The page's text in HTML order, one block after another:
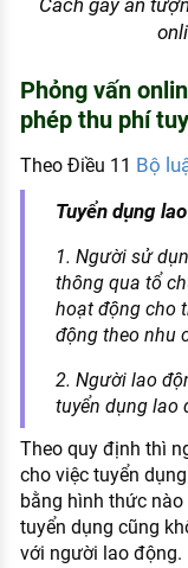
Cách gây ấn
Phỏng vấn
phép thu phí
Theo Điều 11 Bộ
Tuyển dụng
1. Người sử
thông qua tổ
hoạt động cho
động theo nhu
2. Người lao
tuyển dụng lao
Theo quy định thì
cho việc tuyển
bằng hình thức
tuyển dụng cũng
với người lao động.